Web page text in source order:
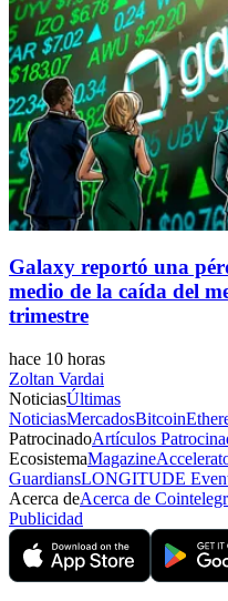
Galaxy reportó una
medio de la caída del
trimestre
hace 10 horas
Zoltan Vardai
NoticiasÚltimas
NoticiasMercadosBitcoin
PatrocinadoArtículos
EcosistemaMagazine
GuardiansLONGITUDE
Acerca deAcerca de
Publicidad